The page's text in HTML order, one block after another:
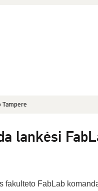
Tampere
lankėsi
FabLab